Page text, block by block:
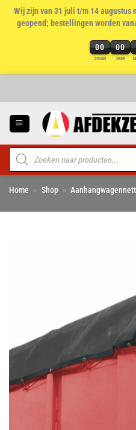
Wij zijn van 31 juli t/m 14 augustus
geopend; bestellingen worden
00
DAGEN
00
UREN
Producten
zoeken
Home » Shop »